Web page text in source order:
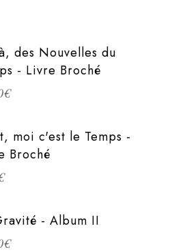
des Nouvelles du
- Livre Broché
€
moi c'est le Temps -
Broché
- Album II
€